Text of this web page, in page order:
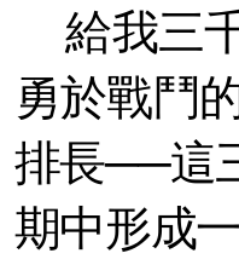
給我三
勇於戰鬥
排長──這
期中形成